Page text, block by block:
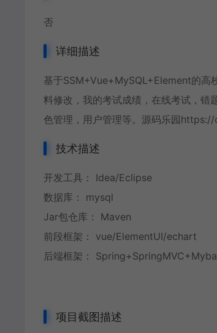
否
详细描述
基于SSM+Vue+MySQL+Element的高
料修改，我的考试成绩，在线考试，错
色管理，用户管理等。源码乐园
技术描述
开发工具： Idea/Eclipse
数据库： mysql
Jar包仓库： Maven
前段框架： vue/ElementUI/echart
后端框架：
项目截图描述